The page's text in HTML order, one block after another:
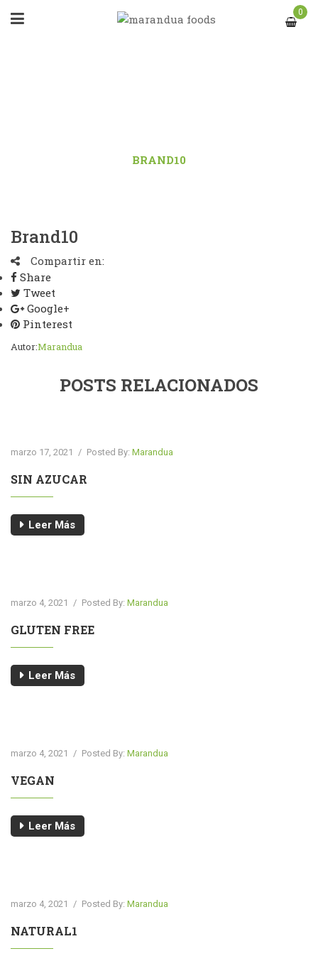
0
BRAND10
Brand10
Compartir en:
Share
Tweet
Google+
Pinterest
Autor:Marandua
POSTS RELACIONADOS
marzo 17, 2021 / Posted By: Marandua
SIN AZUCAR
Leer Más
marzo 4, 2021 / Posted By: Marandua
GLUTEN FREE
Leer Más
marzo 4, 2021 / Posted By: Marandua
VEGAN
Leer Más
marzo 4, 2021 / Posted By: Marandua
NATURAL1